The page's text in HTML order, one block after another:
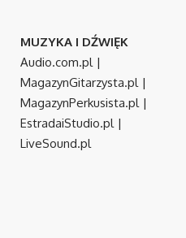
MUZYKA I DŹWIĘK
Audio.com.pl|
MagazynGitarzysta.pl|
MagazynPerkusista.pl|
EstradaiStudio.pl|
LiveSound.pl